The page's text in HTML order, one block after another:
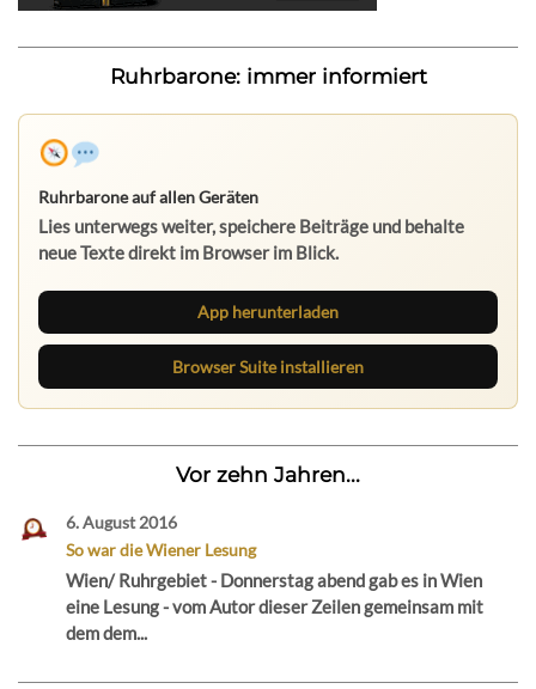
Ruhrbarone: immer informiert
Ruhrbarone auf allen Geräten
Lies unterwegs weiter, speichere Beiträge und behalte
neue Texte direkt im Browser im Blick.
App herunterladen
Browser Suite installieren
Vor zehn Jahren...
6. August 2016
So war die Wiener Lesung
Wien/ Ruhrgebiet - Donnerstag abend gab es in Wien
eine Lesung - vom Autor dieser Zeilen gemeinsam mit
dem dem...